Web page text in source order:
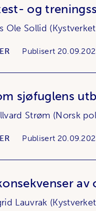
og
Ole Sollid
Publisert
sjøfuglens
Strøm (Norsk
Publisert
Lauvrak